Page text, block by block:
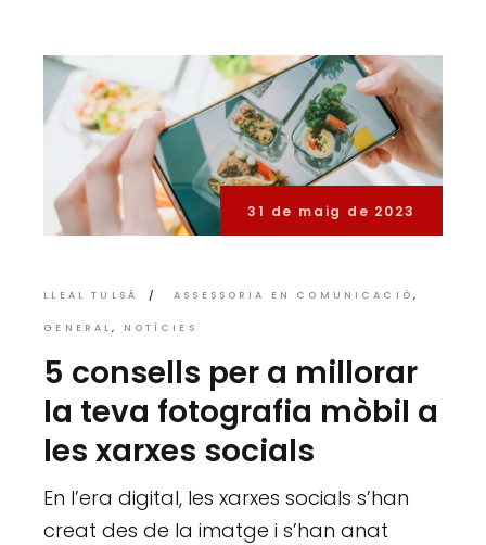
31 de maig de 2023
LLEAL TULSÀ ASSESSORIA EN COMUNICACIÓ
GENERAL NOTÍCIES
5 consells per a millorar
la teva fotografia mòbil a
les xarxes socials
En l’era digital, les xarxes socials s’han
creat des de la imatge i s’han anat